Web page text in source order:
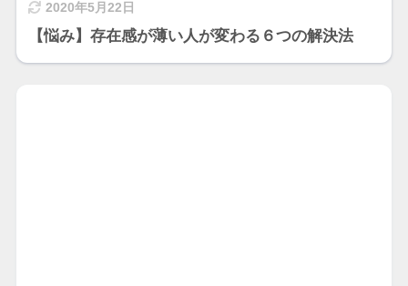
2020年5月22日
【悩み】存在感が薄い人が変わる６つの解決法